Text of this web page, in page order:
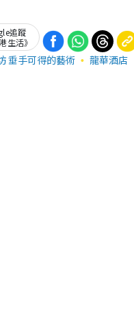
追蹤
生活》
垂手可得的藝術
龍華酒店